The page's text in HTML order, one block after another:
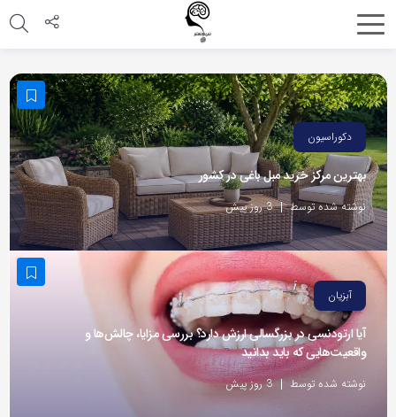
اشتراک
با
استفاده
از
روش‌های
زیر
می‌توانید
این
صفحه
دوستان
خود
دکوراسیون
بهترین مرکز خرید مبل باغی در کشور
نوشته شده توسط 3 روز پیش
آبزیان
آیا ارتودنسی در بزرگسالی ارزش دارد؟ بررسی مزایا، چالش‌ها و
واقعیت‌هایی که باید بدانید
نوشته شده توسط 3 روز پیش